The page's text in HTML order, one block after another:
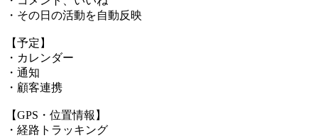
・その日の活動を自動反映
【予定】
・カレンダー
・通知
・顧客連携
【GPS・位置情報】
・経路トラッキング